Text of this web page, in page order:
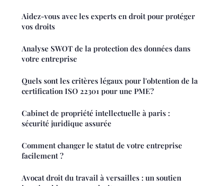
Aidez-vous avec les experts en droit pour protéger
vos droits
Analyse SWOT de la protection des données dans
votre entreprise
Quels sont les critères légaux pour l'obtention de la
certification ISO 22301 pour une PME?
Cabinet de propriété intellectuelle à paris :
sécurité juridique assurée
Comment changer le statut de votre entreprise
facilement ?
Avocat droit du travail à versailles : un soutien